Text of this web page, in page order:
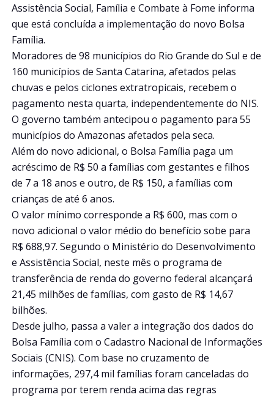
Assistência Social, Família e Combate à Fome informa
que está concluída a implementação do novo Bolsa
Família.
Moradores de 98 municípios do Rio Grande do Sul e de
160 municípios de Santa Catarina, afetados pelas
chuvas e pelos ciclones extratropicais, recebem o
pagamento nesta quarta, independentemente do NIS.
O governo também antecipou o pagamento para 55
municípios do Amazonas afetados pela seca.
Além do novo adicional, o Bolsa Família paga um
acréscimo de R$ 50 a famílias com gestantes e filhos
de 7 a 18 anos e outro, de R$ 150, a famílias com
crianças de até 6 anos.
O valor mínimo corresponde a R$ 600, mas com o
novo adicional o valor médio do benefício sobe para
R$ 688,97. Segundo o Ministério do Desenvolvimento
e Assistência Social, neste mês o programa de
transferência de renda do governo federal alcançará
21,45 milhões de famílias, com gasto de R$ 14,67
bilhões.
Desde julho, passa a valer a integração dos dados do
Bolsa Família com o Cadastro Nacional de Informações
Sociais (CNIS). Com base no cruzamento de
informações, 297,4 mil famílias foram canceladas do
programa por terem renda acima das regras